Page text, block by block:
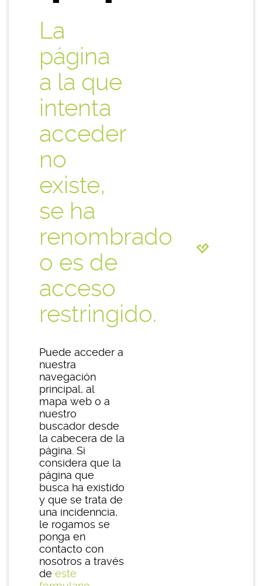
La
página
a la que
intenta
acceder
no
existe,
se ha
renombrado
o es de
acceso
restringido.
Puede acceder a
nuestra
navegación
principal, al
mapa web o a
nuestro
buscador desde
la cabecera de la
página. Si
considera que la
página que
busca ha existido
y que se trata de
una incidenncia,
le rogamos se
ponga en
contacto con
nosotros a través
de este